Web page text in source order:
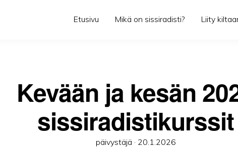
Etusivu Mikä on sissiradisti? Liity
Kevään ja kesän
sissiradistikurssit
päivystäjä · Posted
20.1.2026